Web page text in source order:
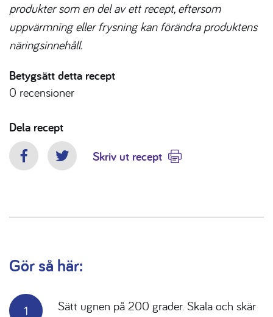
produkter som en del av ett recept, eftersom
uppvärmning eller frysning kan förändra produktens
näringsinnehåll.
Betygsätt detta recept
0 recensioner
Dela recept
FacebookTwitterSkriv ut recept
Gör så här:
Sätt ugnen på 200 grader. Skala och skär